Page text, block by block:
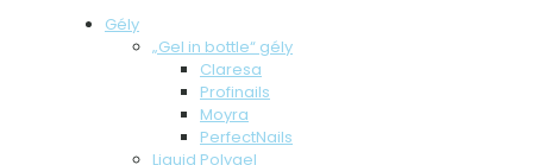
Gély
„Gel in bottle“ gély
Claresa
Profinails
Moyra
PerfectNails
Liquid Polygel